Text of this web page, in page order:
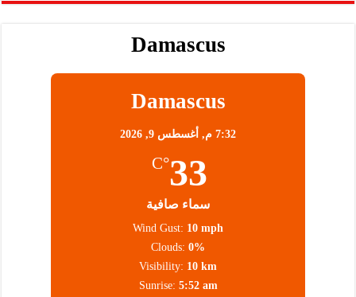
Damascus
Damascus
7:32 م, أغسطس 9, 2026
33
°C
سماء صافية
Wind Gust: 10 mph
Clouds: 0%
Visibility: 10 km
Sunrise: 5:52 am